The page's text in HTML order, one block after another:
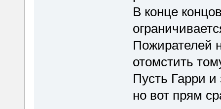
В конце
Пожирателей
отомстить
Пусть Гарри
но вот прям